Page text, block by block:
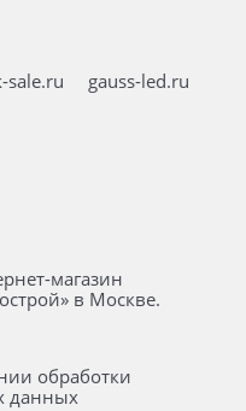
sale.ru
gauss-led.ru
магазин
в Москве.
обработки
данных